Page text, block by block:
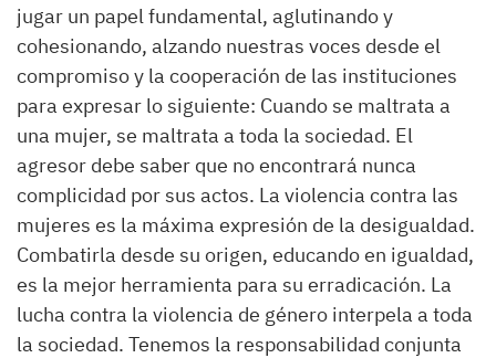
jugar un papel fundamental, aglutinando y
cohesionando, alzando nuestras voces desde el
compromiso y la cooperación de las instituciones
para expresar lo siguiente: Cuando se maltrata a
una mujer, se maltrata a toda la sociedad. El
agresor debe saber que no encontrará nunca
complicidad por sus actos. La violencia contra las
mujeres es la máxima expresión de la desigualdad.
Combatirla desde su origen, educando en igualdad,
es la mejor herramienta para su erradicación. La
lucha contra la violencia de género interpela a toda
la sociedad. Tenemos la responsabilidad conjunta